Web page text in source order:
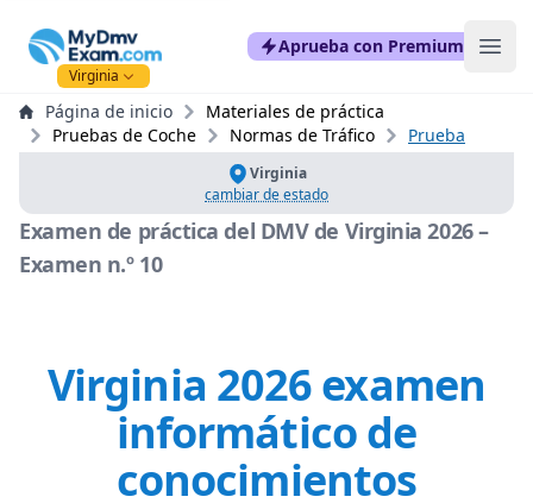
mydmvexam.com
Virginia
Aprueba con Premium
Página de inicio
Materiales de práctica
Pruebas de Coche
Normas de Tráfico Prueba
Virginia
cambiar de estado
Examen de práctica del DMV de Virginia 2026 –
Examen n.º 10
Virginia 2026 examen
informático de
conocimientos